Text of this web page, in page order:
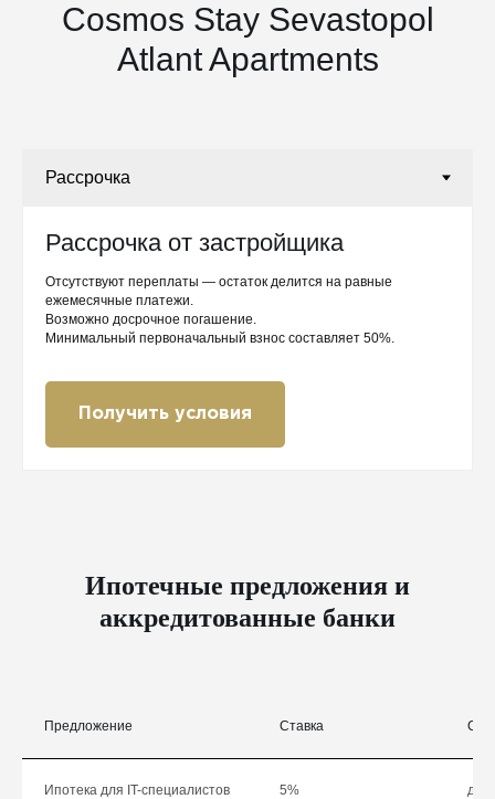
Cosmos Stay Sevastopol
Atlant Apartments
Рассрочка от застройщика
Отсутствуют переплаты — остаток делится на равные
ежемесячные платежи.
Возможно досрочное погашение.
Минимальный первоначальный взнос составляет 50%.
Получить условия
Ипотечные предложения и
аккредитованные банки
Предложение Ставка
Ипотека для IT-специалистов 5% до